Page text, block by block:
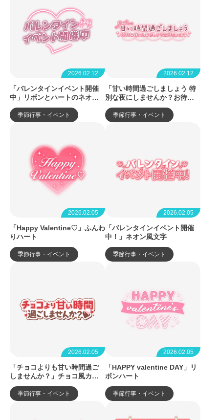
2026.02.12
「バレンタインイベント開催
中」リボンとハートのネオン
風
季節行事・イベント
2026.02.12
「甘い時間過ごしましょう 特
別な夜にしませんか？お待ち
してます」リボンとパールの
ガーリー風
季節行事・イベント
2026.02.05
「Happy Valentine♡」ふんわ
りハート
季節行事・イベント
2026.02.05
「バレンタインイベント開催
中！」ネオン風文字
季節行事・イベント
2026.02.05
「チョコよりも甘い時間過ご
しませんか？」チョコ風カラ
ー
季節行事・イベント
2026.02.05
「HAPPY valentine DAY」リ
ボンハート
季節行事・イベント